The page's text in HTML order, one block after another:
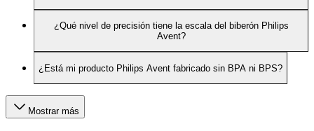
¿Qué nivel de precisión tiene la escala del biberón Philips
Avent?
¿Está mi producto Philips Avent fabricado sin BPA ni BPS?
Mostrar más